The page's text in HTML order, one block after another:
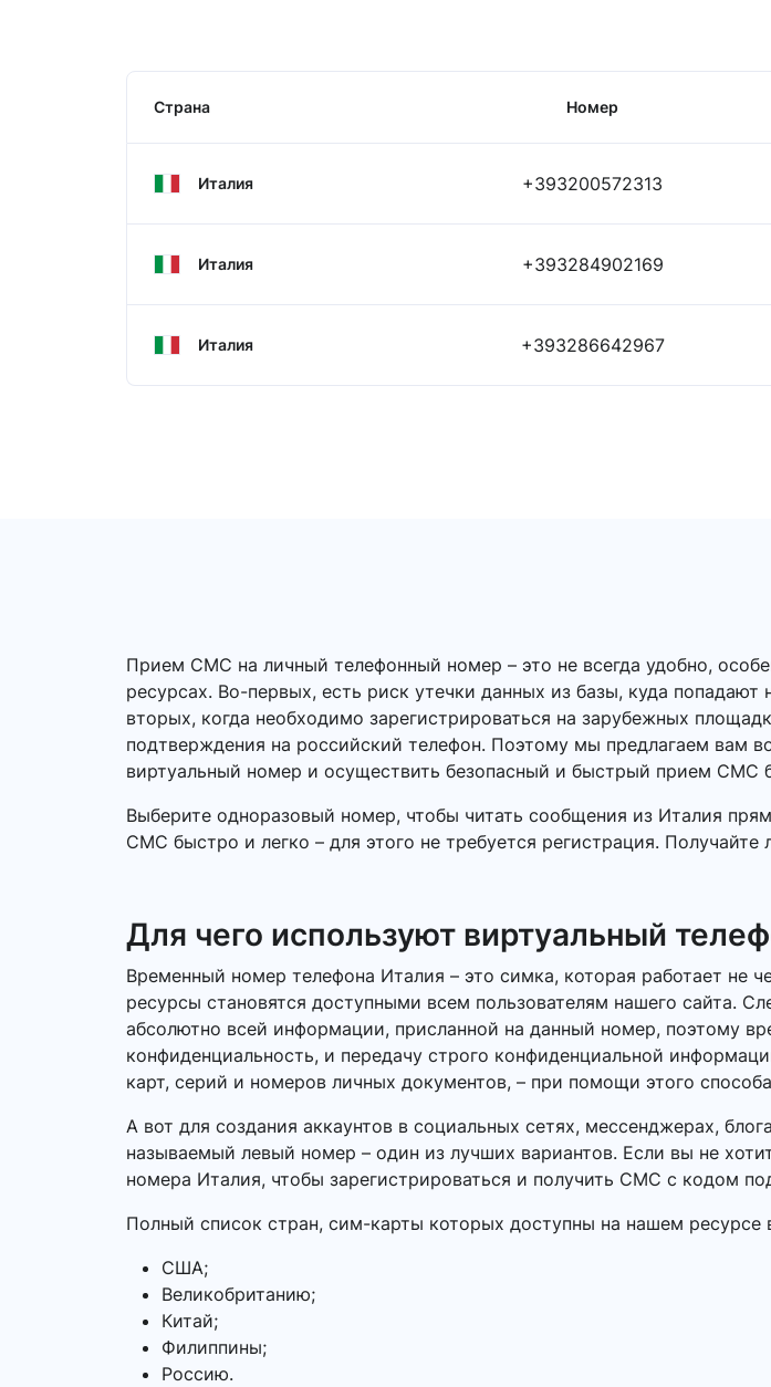
Страна Номер
Италия +393200572313
Италия +393284902169
Италия +393286642967
Прием СМС на личный телефонный номер – это не всегда удобно,
ресурсах. Во-первых, есть риск утечки данных из базы, куда
вторых, когда необходимо зарегистрироваться на зарубежных
подтверждения на российский телефон. Поэтому мы предлагаем вам
виртуальный номер и осуществить безопасный и быстрый прием СМС
Выберите одноразовый номер, чтобы читать сообщения из Италия
СМС быстро и легко – для этого не требуется регистрация.
Для чего используют виртуальный
Временный номер телефона Италия – это симка, которая работает не
ресурсы становятся доступными всем пользователям нашего сайта.
абсолютно всей информации, присланной на данный номер, поэтому
конфиденциальность, и передачу строго конфиденциальной
карт, серий и номеров личных документов, – при помощи этого
А вот для создания аккаунтов в социальных сетях, мессенджерах,
называемый левый номер – один из лучших вариантов. Если вы не
номера Италия, чтобы зарегистрироваться и получить СМС с кодом
Полный список стран, сим-карты которых доступны на нашем
США;
Великобританию;
Китай;
Филиппины;
Россию.